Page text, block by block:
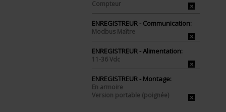
Compteur
ENREGISTREUR - Communication:
Modbus Maître
ENREGISTREUR - Alimentation:
11-36 Vdc
ENREGISTREUR - Montage:
En armoire
Version portable (poignée)